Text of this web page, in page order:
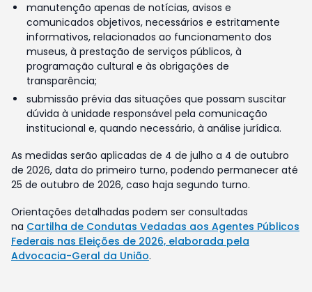
manutenção apenas de notícias, avisos e
comunicados objetivos, necessários e estritamente
informativos, relacionados ao funcionamento dos
museus, à prestação de serviços públicos, à
programação cultural e às obrigações de
transparência;
submissão prévia das situações que possam suscitar
dúvida à unidade responsável pela comunicação
institucional e, quando necessário, à análise jurídica.
As medidas serão aplicadas de 4 de julho a 4 de outubro
de 2026, data do primeiro turno, podendo permanecer até
25 de outubro de 2026, caso haja segundo turno.
Orientações detalhadas podem ser consultadas
na Cartilha de Condutas Vedadas aos Agentes Públicos
Federais nas Eleições de 2026, elaborada pela
Advocacia-Geral da União.